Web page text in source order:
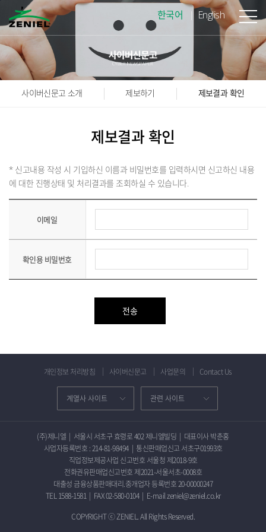
본문바로가기
한국어 English
사이버신문고 소개 제보하기 제보결과 확인
제보결과 확인
* 신고내용 작성 시 기입하신 이름과 비밀번호를 입력하시면 신고하신 내용
에 대한 진행상태 및 처리결과를 조회하실 수 있습니다.
이메일
확인용 비밀번호
개인정보 처리방침 사이버신문고 사업문의 Contact Us
(주)제니엘 | 서울시 서초구 효령로 402 제니엘빌딩 | 대표이사 박춘홍
사업자등록번호 : 214-81-98494| 통신판매업신고 서초구01993호
직업정보제공사업 신고번호 서울청 제2018-9호
전화권유판매업신고번호 제2021-서울서초-0008호
대출성 금융상품판매대리.중개업자 등록번호 20-00000247
TEL 1588-1581| FAX 02-580-0104| E-mail zeniel@zeniel.co.kr
COPYRIGHT ⓒ ZENIEL. All Rights Reserved.